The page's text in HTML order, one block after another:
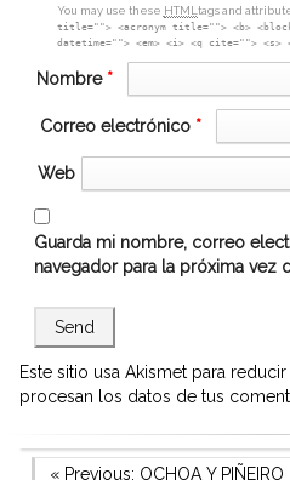
You may use these HTMLtags and
title=""> <acronym title=""> <b>
datetime=""> <em> <i> <q cite=""> <s>
Nombre *
Correo electrónico *
Web
Guarda mi nombre, correo
navegador para la próxima vez
Este sitio usa Akismet para
procesan los datos de tus
Previous Post
« Previous: OCHOA Y